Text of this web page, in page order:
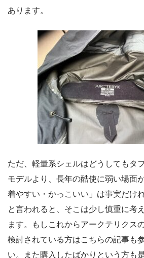
あります。
ただ、軽量系シェルはどうしてもタ
モデルより、長年の酷使に弱い場面
着やすい・かっこいい」は事実だけ
と言われると、そこは少し慎重に考
ます。もしこれからアークテリクス
検討されている方はこちらの記事も
い。また購入したばかりという方も